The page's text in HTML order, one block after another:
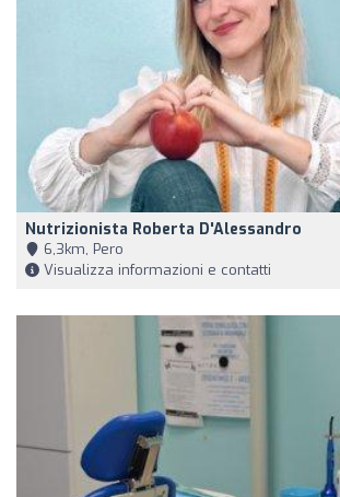
Nutrizionista Roberta D'Alessandro
6,3km, Pero
Visualizza informazioni e contatti